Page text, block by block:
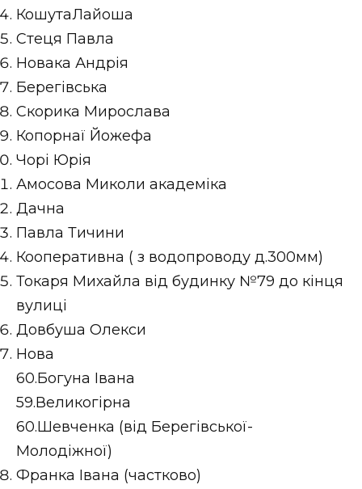
КошутаЛайоша
Стеця Павла
Новака Андрія
Берегівська
Скорика Мирослава
Копорнаї Йожефа
Чорі Юрія
Амосова Миколи академіка
Дачна
Павла Тичини
Кооперативна ( з водопроводу д.300мм)
Токаря Михайла від будинку №79 до кінця
вулиці
Довбуша Олекси
Нова
60.Богуна Івана
59.Великогірна
60.Шевченка (від Берегівської-
Молодіжної)
Франка Івана (частково)